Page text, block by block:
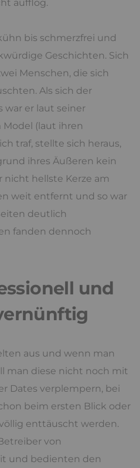
aufflog.
bis schmerzfrei und
Geschichten. Sich
Menschen, die sich
Als sich der
war er laut seiner
(laut ihren
traf, stellte sich heraus,
ihres Äußeren kein
nicht hellste Kerze am
weit entfernt und so war
deutlich
fanden dennoch
und
aus und wenn man
man diese nicht noch mit
Dates verplempern, bei
beim ersten Blick oder
enttäuscht werden.
von
und bedienten den